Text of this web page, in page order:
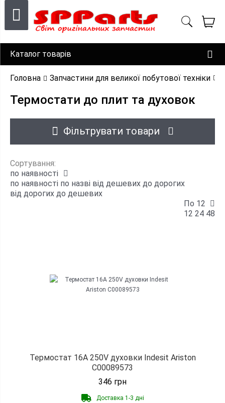
Каталог товарів
Головна Запчастини для великої побутової техніки
Термостати до плит та духовок
Фільтрувати товари
Сортування:
по наявності
по наявності по назві від дешевих до дорогих
від дорогих до дешевих
По 12
12 24 48
Термостат 16А 250V духовки Indesit Ariston
C00089573
346 грн
Доставка 1-3 дні